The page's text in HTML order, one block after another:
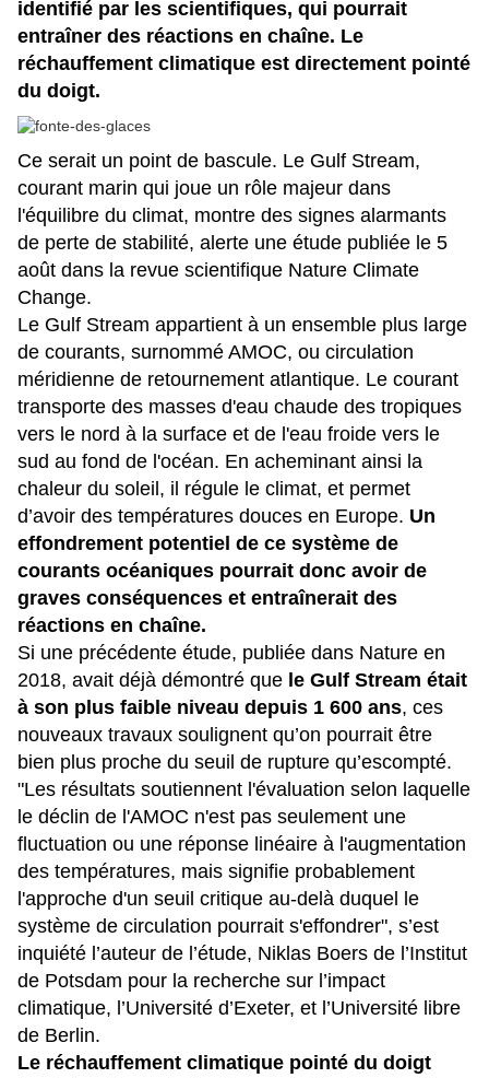
identifié par les scientifiques, qui pourrait
entraîner des réactions en chaîne. Le
réchauffement climatique est directement pointé
du doigt.
Ce serait un point de bascule. Le Gulf Stream,
courant marin qui joue un rôle majeur dans
l'équilibre du climat, montre des signes alarmants
de perte de stabilité, alerte une étude publiée le 5
août dans la revue scientifique Nature Climate
Change.
Le Gulf Stream appartient à un ensemble plus large
de courants, surnommé AMOC, ou circulation
méridienne de retournement atlantique. Le courant
transporte des masses d'eau chaude des tropiques
vers le nord à la surface et de l'eau froide vers le
sud au fond de l'océan. En acheminant ainsi la
chaleur du soleil, il régule le climat, et permet
d’avoir des températures douces en Europe. Un
effondrement potentiel de ce système de
courants océaniques pourrait donc avoir de
graves conséquences et entraînerait des
réactions en chaîne.
Si une précédente étude, publiée dans Nature en
2018, avait déjà démontré que le Gulf Stream était
à son plus faible niveau depuis 1 600 ans, ces
nouveaux travaux soulignent qu’on pourrait être
bien plus proche du seuil de rupture qu’escompté.
"Les résultats soutiennent l'évaluation selon laquelle
le déclin de l'AMOC n'est pas seulement une
fluctuation ou une réponse linéaire à l'augmentation
des températures, mais signifie probablement
l'approche d'un seuil critique au-delà duquel le
système de circulation pourrait s'effondrer", s’est
inquiété l’auteur de l’étude, Niklas Boers de l’Institut
de Potsdam pour la recherche sur l’impact
climatique, l’Université d’Exeter, et l’Université libre
de Berlin.
Le réchauffement climatique pointé du doigt